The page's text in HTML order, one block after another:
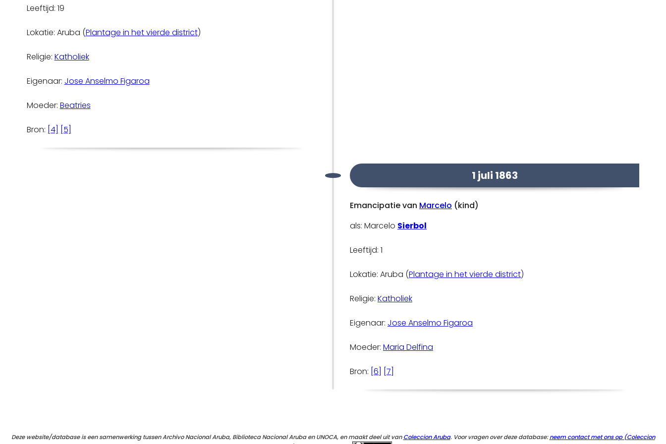
Leeftijd: 19
Lokatie: Aruba (Plantage in het vierde district)
Religie: Katholiek
Eigenaar: Jose Anselmo Figaroa
Moeder: Beatries
Bron: [4] [5]
1 juli 1863
Emancipatie van Marcelo (kind)
als: Marcelo Sierbol
Leeftijd: 1
Lokatie: Aruba (Plantage in het vierde district)
Religie: Katholiek
Eigenaar: Jose Anselmo Figaroa
Moeder: Maria Delfina
Bron: [6] [7]
Deze website/database is een samenwerking tussen Archivo Nacional Aruba, Biblioteca Nacional Aruba en UNOCA, en maakt deel uit vanColeccion Aruba. Voor vragen over deze database:neem contact met ons op (Coleccion